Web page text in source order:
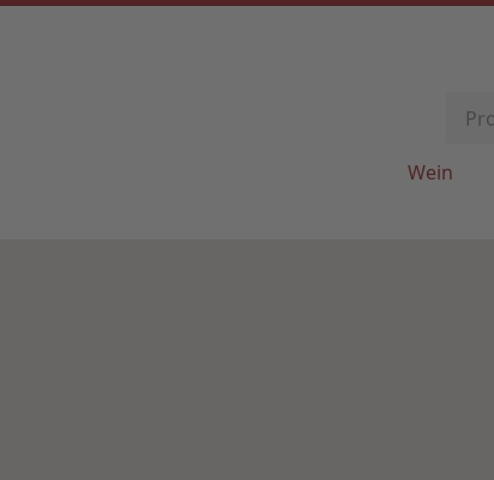
Wein